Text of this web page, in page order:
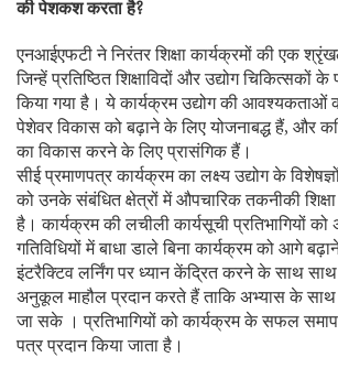
की पेशकश करता है?
एनआईएफटी ने निरंतर शिक्षा कार्यक्रमों की एक
जिन्हें प्रतिष्ठित शिक्षाविदों और उद्योग चिकित्सकों
किया गया है। ये कार्यक्रम उद्योग की आवश्यकताओं
पेशेवर विकास को बढ़ाने के लिए योजनाबद्ध हैं, और
का विकास करने के लिए प्रासंगिक हैं।
सीई प्रमाणपत्र कार्यक्रम का लक्ष्य उद्योग के
को उनके संबंधित क्षेत्रों में औपचारिक तकनीकी
है। कार्यक्रम की लचीली कार्यसूची प्रतिभागियों को
गतिविधियों में बाधा डाले बिना कार्यक्रम को आगे
इंटरैक्टिव लर्निंग पर ध्यान केंद्रित करने के साथ
अनुकूल माहौल प्रदान करते हैं ताकि अभ्यास के साथ
जा सके । प्रतिभागियों को कार्यक्रम के सफल
पत्र प्रदान किया जाता है।